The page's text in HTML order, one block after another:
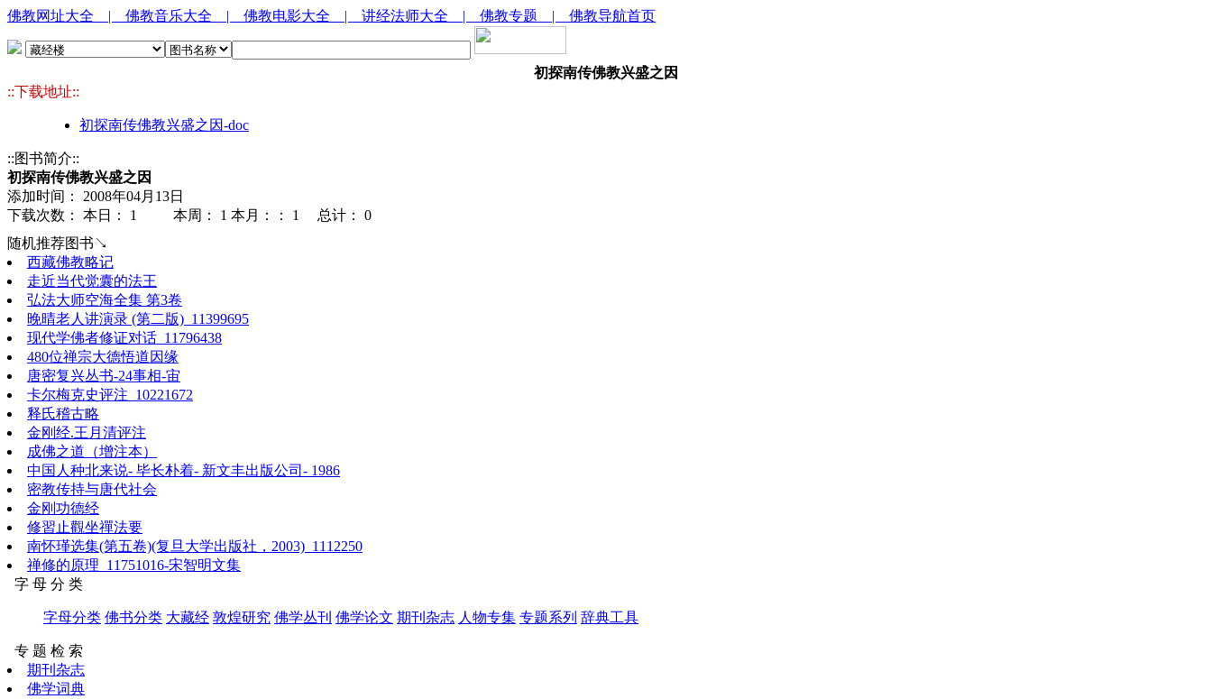
佛教网址大全 | 佛教音乐大全 | 佛教电影大全 | 讲经法师大全 | 佛教专题 | 佛教导航首页
初探南传佛教兴盛之因
::下载地址::
初探南传佛教兴盛之因-doc
::图书简介::
初探南传佛教兴盛之因
添加时间： 2008年04月13日
下载次数： 本日： 1 本周： 1 本月：： 1 总计： 0
随机推荐图书↘
西藏佛教略记
走近当代觉囊的法王
弘法大师空海全集 第3卷
晚晴老人讲演录 (第二版)_11399695
现代学佛者修证对话_11796438
480位禅宗大德悟道因缘
唐密复兴丛书-24事相-宙
卡尔梅克史评注_10221672
释氏稽古略
金刚经.王月清评注
成佛之道（增注本）
中国人种北来说- 毕长朴着- 新文丰出版公司- 1986
密教传持与唐代社会
金刚功德经
修習止觀坐禪法要
南怀瑾选集(第五卷)(复旦大学出版社，2003)_1112250
禅修的原理_11751016-宋智明文集
字 母 分 类
字母分类 佛书分类 大藏经 敦煌研究 佛学丛刊 佛学论文 期刊杂志 人物专集 专题系列 辞典工具
专 题 检 索
期刊杂志
佛学词典